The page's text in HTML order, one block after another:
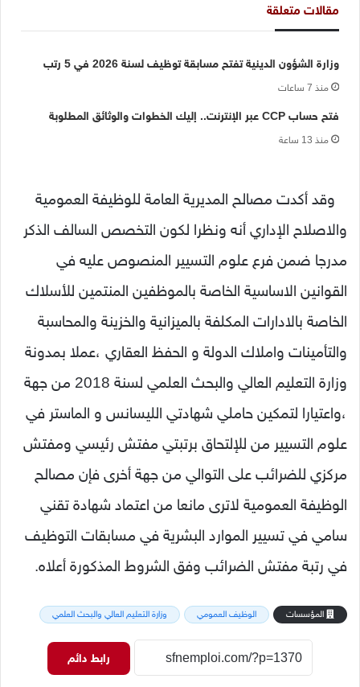
مقالات متعلقة
وزارة الشؤون الدينية تفتح مسابقة توظيف لسنة 2026 في 5 رتب
منذ 7 ساعات
فتح حساب CCP عبر الإنترنت.. إليك الخطوات والوثائق المطلوبة
منذ 13 ساعة
وقد أكدت مصالح المديرية العامة للوظيفة العمومية
والاصلاح الإداري أنه ونظرا لكون التخصص السالف الذكر
مدرجا ضمن فرع علوم التسيير المنصوص عليه في
القوانين الاساسية الخاصة بالموظفين المنتمين للأسلاك
الخاصة بالادارات المكلفة بالميزانية والخزينة والمحاسبة
والتأمينات واملاك الدولة و الحفظ العقاري ،عملا بمدونة
وزارة التعليم العالي والبحث العلمي لسنة 2018 من جهة
،واعتيارا لتمكين حاملي شهادتي الليسانس و الماستر في
علوم التسيير من للإلتحاق برتبتي مفتش رئيسي ومفتش
مركزي للضرائب على التوالي من جهة أخرى فإن مصالح
الوظيفة العمومية لاترى مانعا من اعتماد شهادة تقني
سامي في تسيير الموارد البشرية في مسابقات التوظيف
في رتبة مفتش الضرائب وفق الشروط المذكورة أعلاه.
المؤسسات الوظيف العمومي وزارة التعليم العالي والبحث العلمي
رابط دائم